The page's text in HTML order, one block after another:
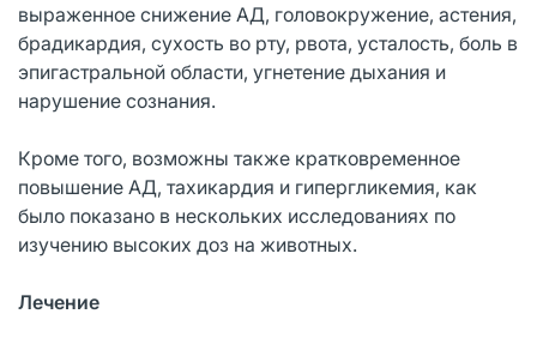
выраженное снижение АД, головокружение, астения,
брадикардия, сухость во рту, рвота, усталость, боль в
эпигастральной области, угнетение дыхания и
нарушение сознания.
Кроме того, возможны также кратковременное
повышение АД, тахикардия и гипергликемия, как
было показано в нескольких исследованиях по
изучению высоких доз на животных.
Лечение